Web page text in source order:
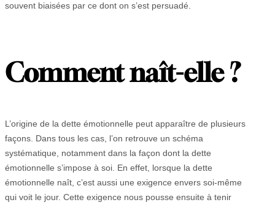
souvent biaisées par ce dont on s’est persuadé.
Comment naît-elle ?
L’origine de la dette émotionnelle peut apparaître de plusieurs
façons. Dans tous les cas, l’on retrouve un schéma
systématique, notamment dans la façon dont la dette
émotionnelle s’impose à soi. En effet, lorsque la dette
émotionnelle naît, c’est aussi une exigence envers soi-même
qui voit le jour. Cette exigence nous pousse ensuite à tenir